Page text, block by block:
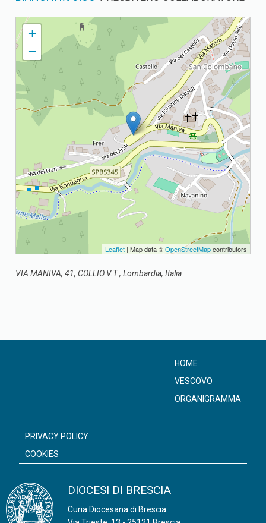
S. COLOMBANO PARROCCHIA DI S. COLOMBANO ABATE
+
−
Leaflet | Map data ©OpenStreetMapcontributors
VIA MANIVA, 41, COLLIO V.T., Lombardia, Italia
DIOCESI DI BRESCIA
Curia Diocesana di Brescia
HOME
VESCOVO
ORGANIGRAMMA
PRIVACY POLICY
COOKIES